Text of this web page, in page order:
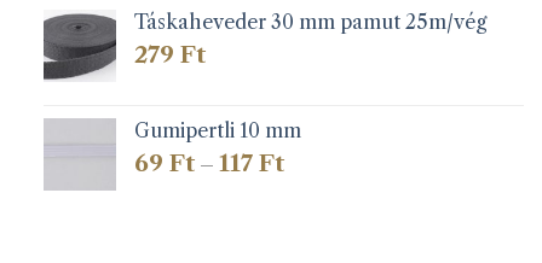
Táskaheveder 30 mm pamut 25m/vég
279 Ft
Gumipertli 10 mm
69 Ft – 117 FtÁrtartomány: